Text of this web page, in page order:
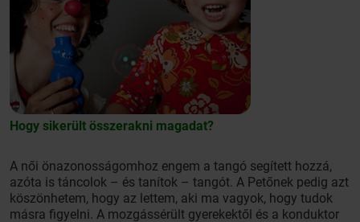
Hogy sikerült összerakni magadat?
A női önazonosságomhoz engem a tangó segített hozzá,
azóta is táncolok – és tanítok – tangót. A Petőnek pedig azt
köszönhetem, hogy az lettem, aki ma vagyok, hogy tudok
másra figyelni. A mozgássérült gyerekektől és a konduktor